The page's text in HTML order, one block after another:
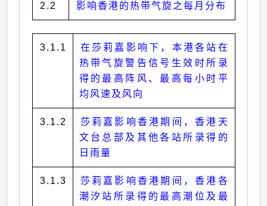
2.2 影响香港的热带气旋之每月分布
3.1.1
在莎莉嘉影响下，本港各站在
热带气旋警告信号生效时所录
得的最高阵风、最高每小时平
均风速及风向
3.1.2
莎莉嘉影响香港期间，香港天
文台总部及其他各站所录得的
日雨量
3.1.3
莎莉嘉影响香港期间，香港各
潮汐站所录得的最高潮位及最